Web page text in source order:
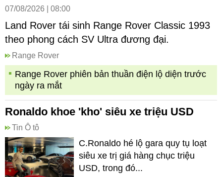
07/08/2026 | 08:00
Land Rover tái sinh Range Rover Classic 1993
theo phong cách SV Ultra đương đại.
Range Rover
Range Rover phiên bản thuần điện lộ diện trước
ngày ra mắt
Ronaldo khoe 'kho' siêu xe triệu USD
Tin Ô tô
C.Ronaldo hé lộ gara quy tụ loạt
siêu xe trị giá hàng chục triệu
USD, trong đó...